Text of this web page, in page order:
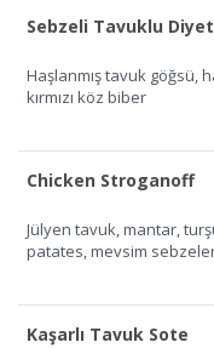
Sebzeli Tavuklu Diyet
Haşlanmış tavuk göğsü,
kırmızı köz biber
Chicken Stroganoff
Jülyen tavuk, mantar,
patates, mevsim
Kaşarlı Tavuk Sote